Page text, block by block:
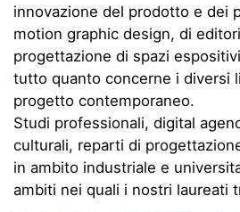
innovazione del prodotto e dei
motion graphic design, di
progettazione di spazi
tutto quanto concerne i diversi
progetto contemporaneo.
Studi professionali, digital
culturali, reparti di
in ambito industriale e
ambiti nei quali i nostri laureati